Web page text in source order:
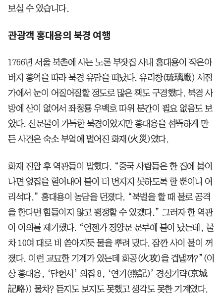
보실 수 있습니다.
관광객 홍대용의 북경 여행
1766년 서울 북촌에 사는 노론 부잣집 사내 홍대용이 작은아
버지 홍억을 따라 북경 유람을 떠났다. 유리창(琉璃廠) 서점
가에서 눈이 어질어질할 정도로 많은 책도 구경했다. 북경 사
방에 산이 없어서 좌청룡 우백호 따위 분간이 필요 없음도 보
았다. 신문물이 가득한 북경이었지만 홍대용을 섬뜩하게 만
든 사건은 숙소 부엌에 벌어진 화재(火災)였다.
화재 진압 후 역관들이 말했다. “중국 사람들은 한 집에 불이
나면 옆집을 헐어내어 불이 더 번지지 못하도록 할 뿐이니 어
리석다.” 홍대용이 농담을 던졌다. “북벌을 할 때 불로 공격
을 한다면 힘들이지 않고 평정할 수 있겠다.” 그러자 한 역관
이 이의를 제기했다. “언젠가 정양문 문루에 불이 났는데, 물
차 10여 대로 비 쏟아지듯 물을 뿌려 댔다. 잠깐 사이 불이 꺼
졌다. 이런 교묘한 기계가 있는데 화공(火攻)을 겁낼까?”(이
상 홍대용, ‘담헌서’ 외집 8, ‘연기(燕記)’ 경성기략(京城
記略)) 물차? 듣지도 보지도 못했고 생각도 못한 기계였다.